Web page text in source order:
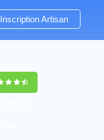
Inscription Artisan